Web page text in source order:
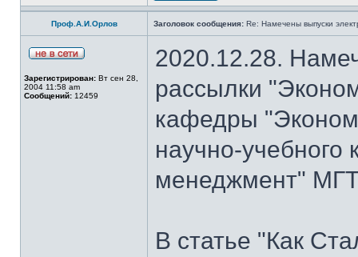
Проф.А.И.Орлов Заголовок сообщения: Re: Намечены выпуски
Зарегистрирован: Вт сен 28,
2004 11:58 am
Сообщений: 12459
2020.12.28.
рассылки
кафедры
научно-
менеджмент"
В статье "Как